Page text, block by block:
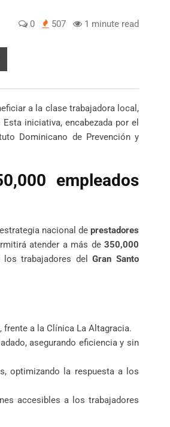
0 507 1 minute read
a la clase trabajadora local,
iniciativa, encabezada por el
Dominicano de Prevención y
empleados
nacional de prestadores
atender a más de 350,000
los trabajadores delGran Santo
frente a la Clínica La Altagracia.
asegurando eficiencia y sin
optimizando la respuesta a los
accesibles a los trabajadores